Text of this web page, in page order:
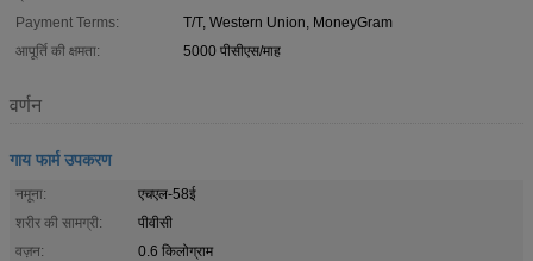
Payment Terms:
T/T, Western Union, MoneyGram
आपूर्ति की क्षमता:
5000 पीसीएस/माह
वर्णन
गाय फार्म उपकरण
नमूना:
एचएल-58ई
शरीर की सामग्री:
पीवीसी
वज़न:
0.6 किलोग्राम